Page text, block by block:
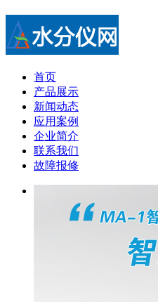
首页
产品展示
新闻动态
应用案例
企业简介
联系我们
故障报修